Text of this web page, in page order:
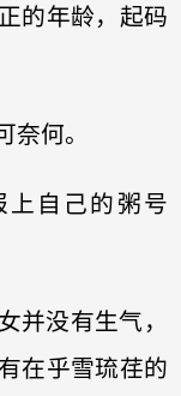
的年龄，起码
奈何。
上自己的粥号
并没有生气，
在乎雪琉荏的